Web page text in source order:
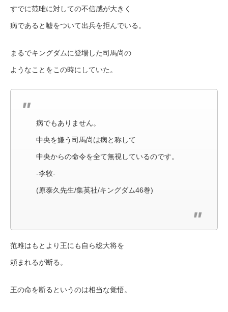
すでに范雎に対しての不信感が大きく
病であると嘘をついて出兵を拒んでいる。
まるでキングダムに登場した司馬尚の
ようなことをこの時にしていた。
病でもありません。
中央を嫌う司馬尚は病と称して
中央からの命令を全て無視しているのです。
-李牧-
(原泰久先生/集英社/キングダム46巻)
范雎はもとより王にも自ら総大将を
頼まれるが断る。
王の命を断るというのは相当な覚悟。